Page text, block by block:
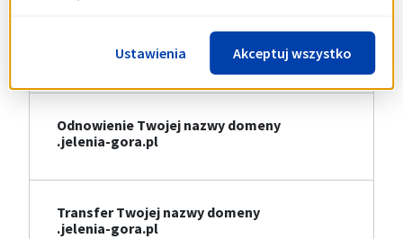
Rejestracja Twojej nazwy domeny
.jelenia-gora.pl
Odnowienie Twojej nazwy domeny
.jelenia-gora.pl
Transfer Twojej nazwy domeny
.jelenia-gora.pl
Ustawienia Akceptuj wszystko